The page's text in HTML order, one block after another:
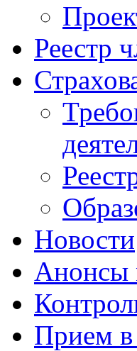
Реестр
Новости
Анонсы
Прием